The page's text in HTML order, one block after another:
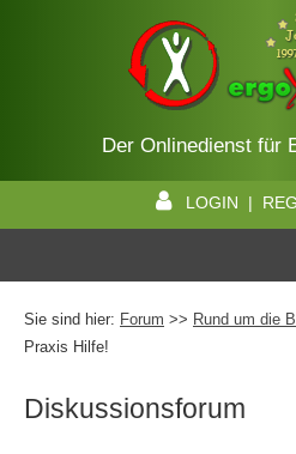
Der Onlinedienst für
LOGIN |
Sie sind hier: Forum >> Rund um die
Praxis Hilfe!
Diskussionsforum